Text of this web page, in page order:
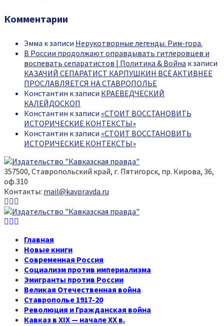
Комментарии
Эмма к записи Нерукотворные легенды. Рим-гора.
В России продолжают оправдывать гитлеровцев и
воспевать сепаратистов | Политика & Война к записи
КАЗАЧИЙ СЕПАРАТИСТ КАРПУШКИН ВСЁ АКТИВНЕЕ
ПРОСЛАВЛЯЕТСЯ НА СТАВРОПОЛЬЕ
Константин к записи КРАЕВЕДЧЕСКИЙ
КАЛЕЙДОСКОП
Константин к записи «СТОИТ ВОССТАНОВИТЬ
ИСТОРИЧЕСКИЕ КОНТЕКСТЫ»
Константин к записи «СТОИТ ВОССТАНОВИТЬ
ИСТОРИЧЕСКИЕ КОНТЕКСТЫ»
357500, Ставропольский край, г. Пятигорск, пр. Кирова, 36,
оф.310
Контакты: mail@kavpravda.ru
Youtube
Vk
Youtube
Vk
Главная
Новые книги
Современная Россия
Социализм против империализма
Эмигранты против России
Великая Отечественная война
Ставрополье 1917-20
Революция и Гражданская война
Кавказ в XIX — начале XX в.